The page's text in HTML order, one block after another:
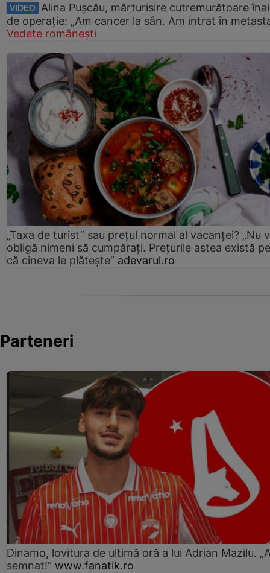
VIDEO
Alina Pușcău, mărturisire cutremurătoare
de operație: „Am cancer la sân. Am intrat în
Vedete românești
„Taxa de turist” sau prețul normal al vacanței? „Nu
obligă nimeni să cumpărați. Prețurile astea există
că cineva le plătește” adevarul.ro
Parteneri
Dinamo, lovitura de ultimă oră a lui Adrian Mazilu.
semnat!” www.fanatik.ro